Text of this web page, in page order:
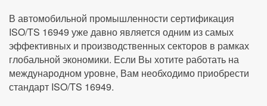
В автомобильной промышленности сертификация
ISO/TS 16949 уже давно является одним из самых
эффективных и производственных секторов в рамках
глобальной экономики. Если Вы хотите работать на
международном уровне, Вам необходимо приобрести
стандарт ISO/TS 16949.